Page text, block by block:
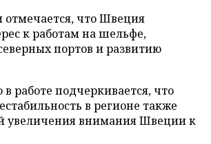
отмечается, что Швеция
к работам на шельфе,
портов и развитию
работе подчеркивается, что
в регионе также
увеличения внимания Швеции к